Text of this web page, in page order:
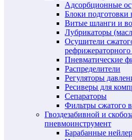
Адсорбционные
Блоки подготовки
Витые шланги и
Лубрикаторы
Осушители
рефрижераторного
Пневматические
Распределители
Регуляторы
Ресиверы для
Сепараторы
Фильтры сжатого
Гвоздезабивной и
пневмоинструмент
Барабанные